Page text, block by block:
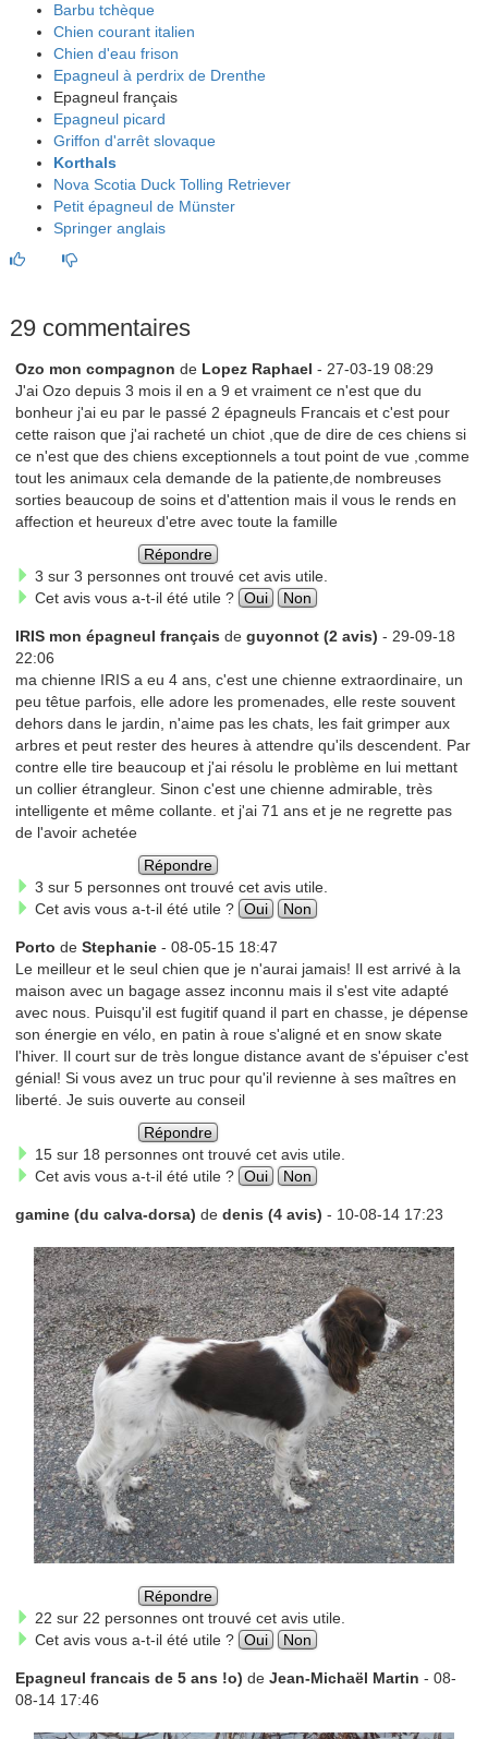
Barbu tchèque
Chien courant italien
Chien d'eau frison
Epagneul à perdrix de Drenthe
Epagneul français
Epagneul picard
Griffon d'arrêt slovaque
Korthals
Nova Scotia Duck Tolling Retriever
Petit épagneul de Münster
Springer anglais
29 commentaires
Ozo mon compagnon de Lopez Raphael - 27-03-19 08:29
J'ai Ozo depuis 3 mois il en a 9 et vraiment ce n'est que du
bonheur j'ai eu par le passé 2 épagneuls Francais et c'est pour
cette raison que j'ai racheté un chiot ,que de dire de ces chiens si
ce n'est que des chiens exceptionnels a tout point de vue ,comme
tout les animaux cela demande de la patiente,de nombreuses
sorties beaucoup de soins et d'attention mais il vous le rends en
affection et heureux d'etre avec toute la famille
Répondre
3 sur 3 personnes ont trouvé cet avis utile.
Cet avis vous a-t-il été utile ? Oui Non
IRIS mon épagneul français de guyonnot (2 avis) - 29-09-18
22:06
ma chienne IRIS a eu 4 ans, c'est une chienne extraordinaire, un
peu têtue parfois, elle adore les promenades, elle reste souvent
dehors dans le jardin, n'aime pas les chats, les fait grimper aux
arbres et peut rester des heures à attendre qu'ils descendent. Par
contre elle tire beaucoup et j'ai résolu le problème en lui mettant
un collier étrangleur. Sinon c'est une chienne admirable, très
intelligente et même collante. et j'ai 71 ans et je ne regrette pas
de l'avoir achetée
Répondre
3 sur 5 personnes ont trouvé cet avis utile.
Cet avis vous a-t-il été utile ? Oui Non
Porto de Stephanie - 08-05-15 18:47
Le meilleur et le seul chien que je n'aurai jamais! Il est arrivé à la
maison avec un bagage assez inconnu mais il s'est vite adapté
avec nous. Puisqu'il est fugitif quand il part en chasse, je dépense
son énergie en vélo, en patin à roue s'aligné et en snow skate
l'hiver. Il court sur de très longue distance avant de s'épuiser c'est
génial! Si vous avez un truc pour qu'il revienne à ses maîtres en
liberté. Je suis ouverte au conseil
Répondre
15 sur 18 personnes ont trouvé cet avis utile.
Cet avis vous a-t-il été utile ? Oui Non
gamine (du calva-dorsa) de denis (4 avis) - 10-08-14 17:23
Répondre
22 sur 22 personnes ont trouvé cet avis utile.
Cet avis vous a-t-il été utile ? Oui Non
Epagneul francais de 5 ans !o) de Jean-Michaël Martin - 08-
08-14 17:46